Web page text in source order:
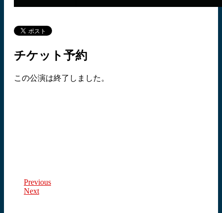
チケット予約
この公演は終了しました。
Previous
Next